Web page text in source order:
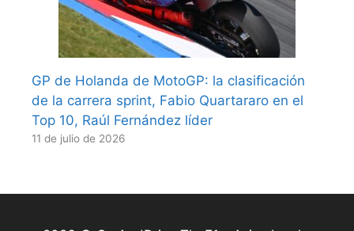
GP de Holanda de MotoGP: la clasificación
de la carrera sprint, Fabio Quartararo en el
Top 10, Raúl Fernández líder
11 de julio de 2026